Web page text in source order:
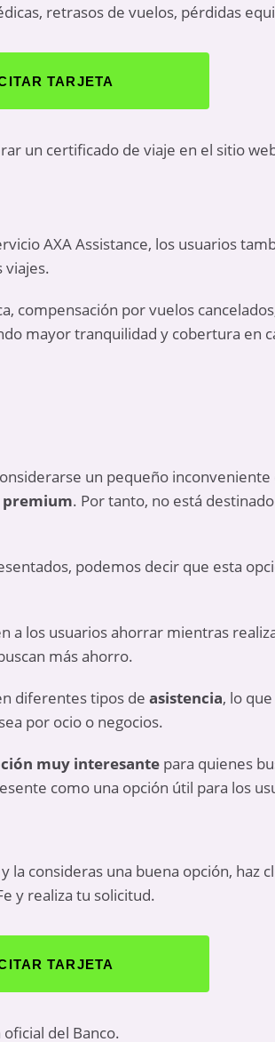
retrasos de vuelos, pérdidas
TARJETA
un certificado de viaje en el sitio
AXA Assistance, los usuarios
viajes.
compensación por vuelos
mayor tranquilidad y cobertura en
un pequeño
premium. Por tanto, no está
podemos decir que esta
a los usuarios ahorrar mientras
más ahorro.
diferentes tipos de asistencia, lo
por ocio o negocios.
muy interesante para quienes
como una opción útil para los
y la consideras una buena opción, haz
y realiza tu solicitud.
TARJETA
del Banco.